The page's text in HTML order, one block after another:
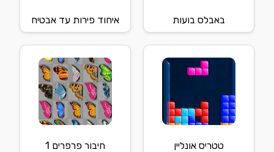
באבלס בועות איחוד פירות עד אבטיח
טטריס אונליין חיבור פרפרים 1